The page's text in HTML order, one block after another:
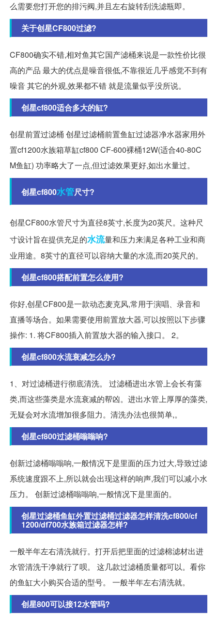
么需要您打开您的排污阀,并且左右旋转刮洗滤瓶即。
关于创星CF800过滤?
CF800确实不错,相对鱼其它国产滤桶来说是一款性价比很
高的产品 最大的优点是噪音很低,不靠很近几乎感觉不到有
噪音 其它的外观,效果都不错 就是流量似乎没所说。
创星cf800适合多大的缸?
创星前置过滤桶 创星过滤桶前置鱼缸过滤器净水器家用外
置cf1200水族箱草缸cf800 CF-600裸桶12W(适合40-80C
M鱼缸) 功率略大了一点,但过滤效果更好,如出水量过。
创星cf800水管尺寸?
创星CF800水管尺寸为直径8英寸,长度为20英尺。这种尺
寸设计旨在提供充足的水流量和压力来满足各种工业和商
业用途。8英寸的直径可以容纳大量的水流,而20英尺的。
创星cf800搭配前置怎么使用?
你好,创星CF800是一款动态麦克风,常用于演唱、录音和
直播等场合。如果需要使用前置放大器,可以按照以下步骤
操作: 1. 将CF800插入前置放大器的输入接口。 2。
创星cf800水流衰减怎么办?
1、对过滤桶进行彻底清洗。 过滤桶进出水管上会长有藻
类,而这些藻类是水流衰减的帮凶。进出水管上厚厚的藻类,
无疑会对水流增加很多阻力。清洗办法也很简单,。
创星cf800过滤桶嗡嗡响?
创新过滤桶嗡嗡响,一般情况下是里面的压力过大,导致过滤
系统速度跟不上,所以就会出现这样的响声,我们可以减小水
压力。 创新过滤桶嗡嗡响,一般情况下是里面的。
创星过滤桶鱼缸外置过滤桶过滤器怎样清洗cf800/cf
1200/df700水族箱过滤器怎样?
一般半年左右清洗就行。打开后把里面的过滤棉滤材出进
水管清洗干净就行了呗。 这几款过滤桶质量都可以。看你
的鱼缸大小购买合适的型号。 一般半年左右清洗就。
创星800可以接12水管吗?